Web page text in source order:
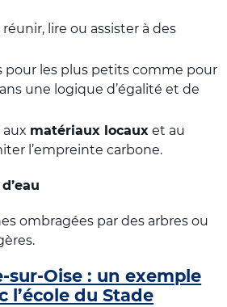
lire ou assister à des
pour les plus petits comme pour
une logique d’égalité et de
matériaux locaux et au
l’empreinte carbone.
ombragées par des arbres ou
sur-Oise : un exemple
l’école du Stade